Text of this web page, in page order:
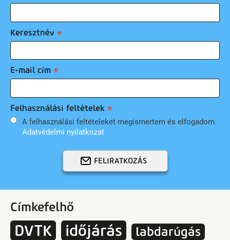
Keresztnév
E-mail cím
Felhasználási feltételek
A felhasználási feltételeket megismertem és elfogadom.
Adatvédelmi nyilatkozat
FELIRATKOZÁS
Címkefelhő
DVTK időjárás
labdarúgás